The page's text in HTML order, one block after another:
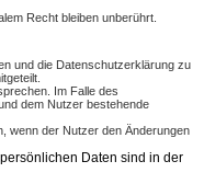
Recht bleiben unberührt.
und die Datenschutzerklärung zu
Im Falle des
dem Nutzer bestehende
wenn der Nutzer den Änderungen
Daten sind in der